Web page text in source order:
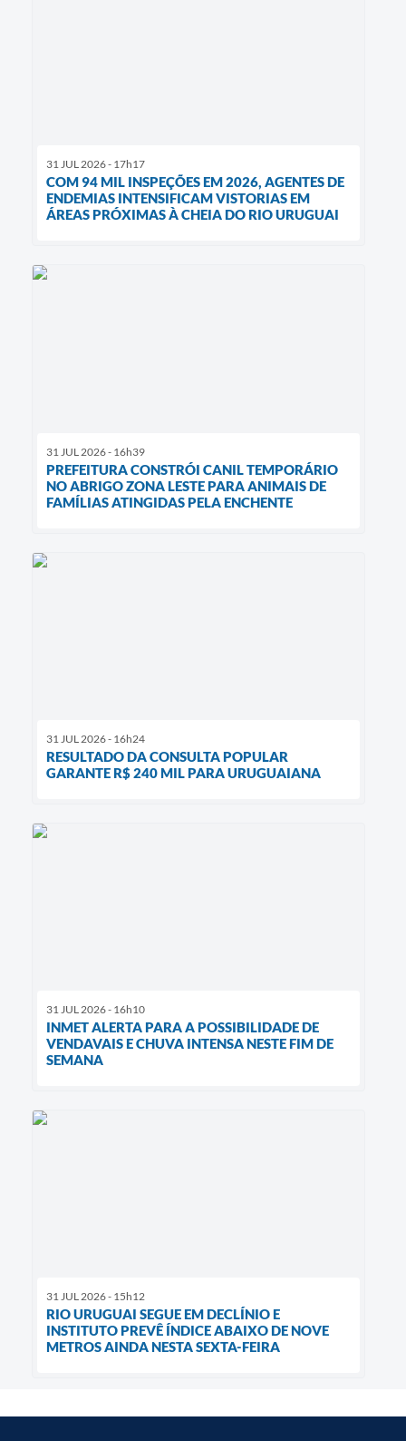
31 JUL 2026 - 17h17
COM 94 MIL INSPEÇÕES EM 2026, AGENTES DE
ENDEMIAS INTENSIFICAM VISTORIAS EM
ÁREAS PRÓXIMAS À CHEIA DO RIO URUGUAI
31 JUL 2026 - 16h39
PREFEITURA CONSTRÓI CANIL TEMPORÁRIO
NO ABRIGO ZONA LESTE PARA ANIMAIS DE
FAMÍLIAS ATINGIDAS PELA ENCHENTE
31 JUL 2026 - 16h24
RESULTADO DA CONSULTA POPULAR
GARANTE R$ 240 MIL PARA URUGUAIANA
31 JUL 2026 - 16h10
INMET ALERTA PARA A POSSIBILIDADE DE
VENDAVAIS E CHUVA INTENSA NESTE FIM DE
SEMANA
31 JUL 2026 - 15h12
RIO URUGUAI SEGUE EM DECLÍNIO E
INSTITUTO PREVÊ ÍNDICE ABAIXO DE NOVE
METROS AINDA NESTA SEXTA-FEIRA